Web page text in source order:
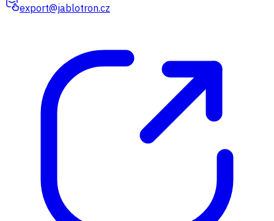
export@jablotron.cz